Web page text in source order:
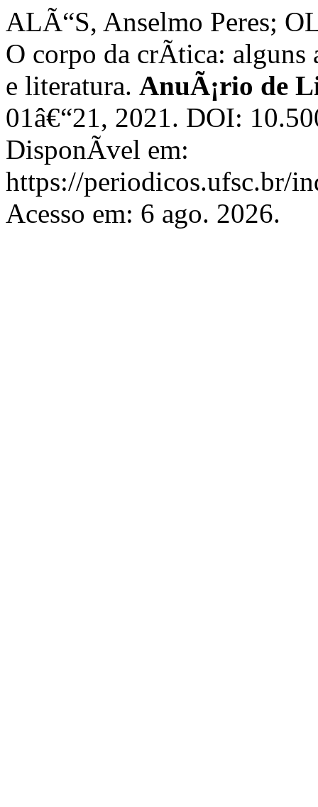
ALÃ“S, Anselmo Peres;
O corpo da crÃ­tica: alguns
e literatura. AnuÃ¡rio de
01â€“21, 2021. DOI:
DisponÃ­vel em:
https://periodicos.ufsc.br/
Acesso em: 6 ago. 2026.